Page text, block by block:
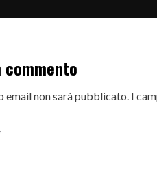
commento
email non sarà pubblicato. I